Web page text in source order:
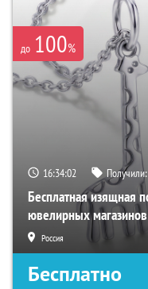
до 100%
16:34:01 Получили:
Бесплатная изящная
ювелирных
Россия
Бесплатно